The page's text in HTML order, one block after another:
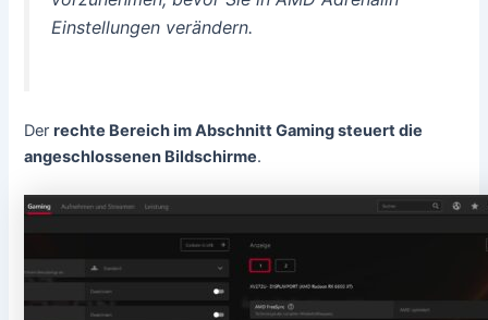
Einstellungen verändern.
Derrechte Bereich im Abschnitt Gaming steuert die
angeschlossenen Bildschirme.